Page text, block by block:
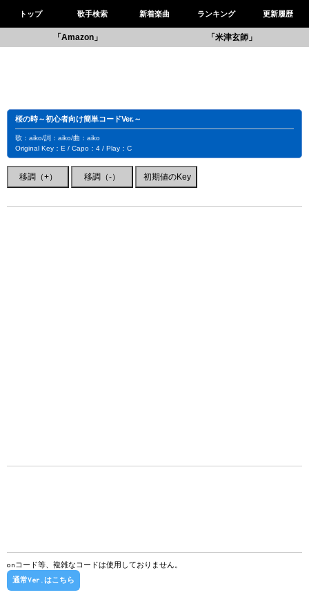
トップ 歌手検索 新着楽曲 ランキング 更新履歴
「Amazon」 「米津玄師」
桜の時～初心者向け簡単コードVer.～
歌：aiko/詞：aiko/曲：aiko
Original Key：E / Capo：4 / Play：C
onコード等、複雑なコードは使用しておりません。
通常Ver.はこちら